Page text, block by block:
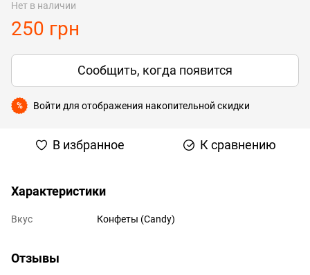
Нет в наличии
250 грн
Сообщить, когда появится
% Войти для отображения накопительной скидки
В избранное К сравнению
Характеристики
Вкус Конфеты (Candy)
Отзывы